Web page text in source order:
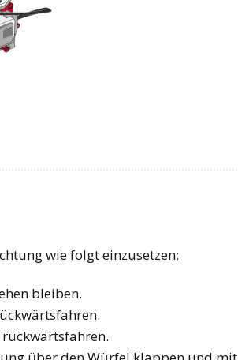
wie folgt einzusetzen:
bleiben.
rückwärtsfahren.